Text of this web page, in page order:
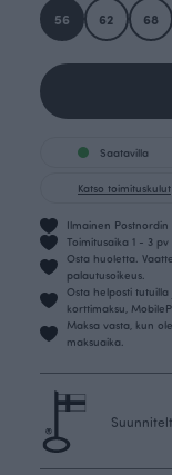
56 62 68
Saatavilla
Katso toimituskulut
Ilmainen Postnordin
Toimitusaika 1 - 3 pv
Osta huoletta.
palautusoikeus.
Osta helposti
korttimaksu,
Maksa vasta, kun
maksuaika.